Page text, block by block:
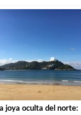
joya oculta del norte: